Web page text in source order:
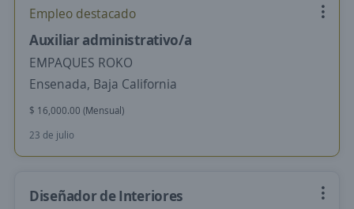
Empleo destacado
Auxiliar administrativo/a
EMPAQUES ROKO
Ensenada, Baja California
$ 16,000.00 (Mensual)
23 de julio
Diseñador de Interiores